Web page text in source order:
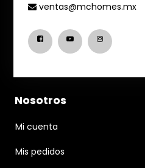
ventas@mchomes.mx
Nosotros
Mi cuenta
Mis pedidos